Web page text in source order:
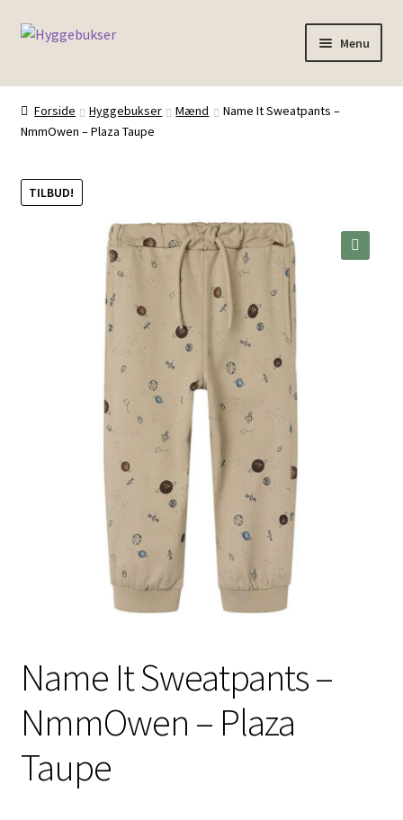
Spring
Spring
Menu
Forside
Inspiration
Forside Hyggebukser Mænd
Name It Sweatpants –
NmmOwen – Plaza Taupe
TILBUD!
Name It Sweatpants –
NmmOwen – Plaza
Taupe